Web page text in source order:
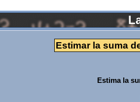
Estimar la suma
Estima la